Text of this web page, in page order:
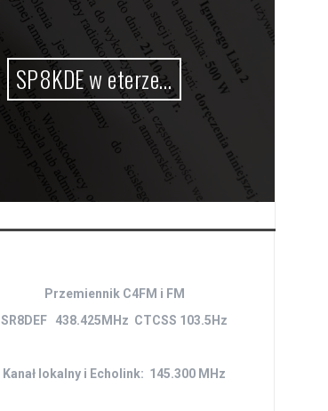
SP8KDE w eterze…
Przemiennik C4FM i FM
SR8DEF 438.425MHz CTCSS 103.5Hz
Kanał lokalny i Echolink: 145.300 MHz